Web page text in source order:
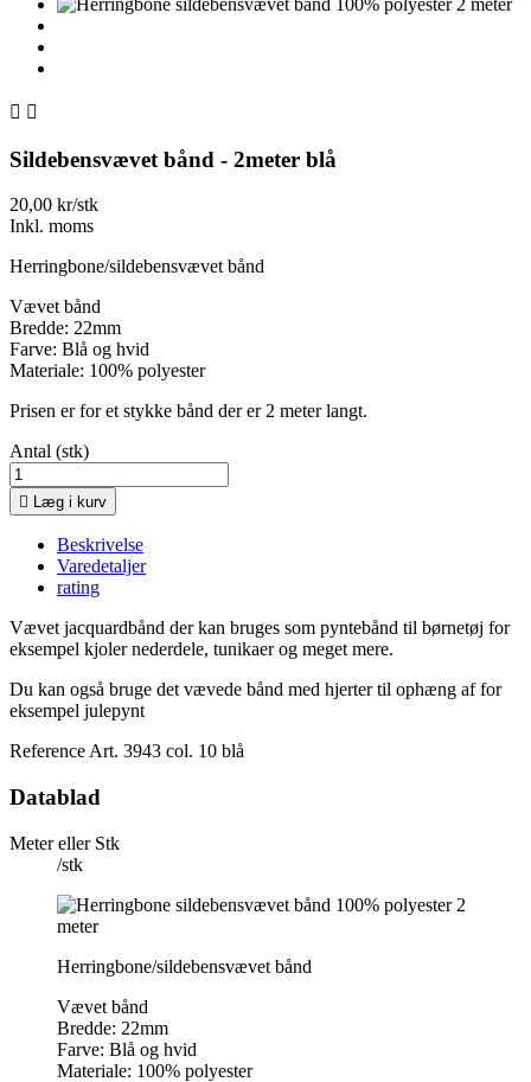
 
Sildebensvævet bånd - 2meter blå
20,00 kr/stk
Inkl. moms
Herringbone/sildebensvævet bånd
Vævet bånd
Bredde: 22mm
Farve: Blå og hvid
Materiale: 100% polyester
Prisen er for et stykke bånd der er 2 meter langt.
Antal (stk)
 Læg i kurv
Beskrivelse
Varedetaljer
rating
Vævet jacquardbånd der kan bruges som pyntebånd til børnetøj for
eksempel kjoler nederdele, tunikaer og meget mere.
Du kan også bruge det vævede bånd med hjerter til ophæng af for
eksempel julepynt
Reference Art. 3943 col. 10 blå
Datablad
Meter eller Stk
/stk
Herringbone/sildebensvævet bånd
Vævet bånd
Bredde: 22mm
Farve: Blå og hvid
Materiale: 100% polyester